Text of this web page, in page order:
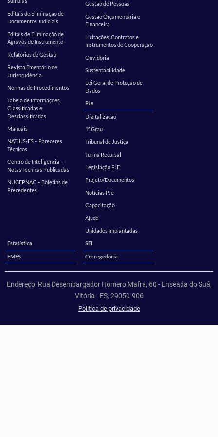
Editais de Eliminação de
Documentos Judiciais
Editais de Eliminação de
Agravos de Instrumento
Relatórios de Gestão
Revista Ementário de
Jurisprudência
Normas de Procedimentos
Tabela de Informações
Classificadas e
Desclassificadas
Manuais
NATJUS-ES – Pareceres
Técnicos
Centro de Inteligência –
Notas Técnicas Publicadas
NUGEPNAC – Boletins de
Precedentes
Gestão de Pessoas
Gestão Orçamentária e
Financeira
Licitações, Contratos e
Instrumentos de Cooperação
Ouvidoria
Sustentabilidade
Lei Geral de Proteção de
Dados
PJe
Digitalização
1º Grau
Tribunal de Justiça
Turma Recursal
Legislação PJE
Projeto/Documentos
Notícias PJe
Capacitação
Ajuda
Unidades Implantadas
Estatística
SEI
EMES Corregedoria
Endereço: Rua Desembargador Homero Mafra, 60 - Enseada do Suá,
Vitória - ES, 29050-906
Política de privacidade